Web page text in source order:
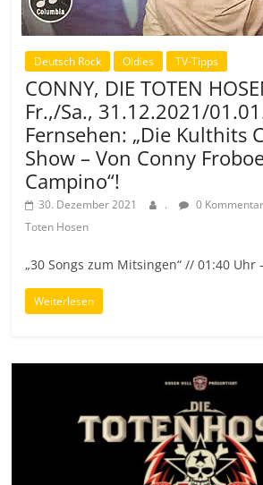
Deutsch Rock Oldies TV-Tipps
CONNY, DIE TOTEN
Fr.,/Sa., 31.12.2021/
Fernsehen: „Die Kulthits
Show – Von Conny
Campino“!
30. Dezember 2021 . 0
Toten Hosen
„30 Songs zum Mitsingen“ // 01:40 Uhr
Weiterlesen